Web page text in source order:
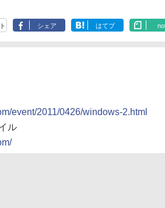
シェア はてブ
event/2011/0426/windows-2.html
ル